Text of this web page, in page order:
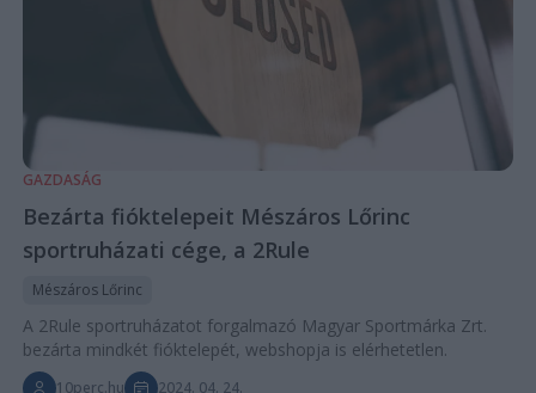
GAZDASÁG
Bezárta fióktelepeit Mészáros Lőrinc
sportruházati cége, a 2Rule
Mészáros Lőrinc
A 2Rule sportruházatot forgalmazó Magyar Sportmárka Zrt.
bezárta mindkét fióktelepét, webshopja is elérhetetlen.
10perc.hu 2024. 04. 24.